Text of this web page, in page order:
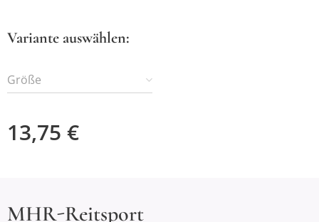
Variante auswählen:
Größe
13,75 €
MHR-Reitsport